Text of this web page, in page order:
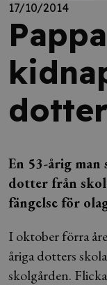
17/10/2014
Pappa
En 53-årig man
dotter från
fängelse för
I oktober förra
åriga dotters
skolgården.